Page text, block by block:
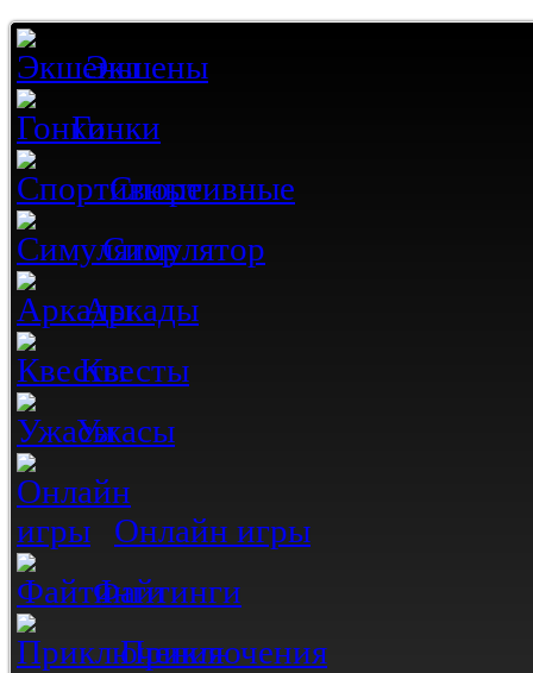
Экшены
Гонки
Спортивные
Симулятор
Аркады
Квесты
Ужасы
Онлайн игры
Файтинги
Приключения